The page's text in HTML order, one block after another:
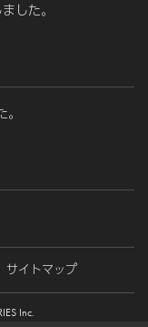
した。
サイトマップ
Inc.